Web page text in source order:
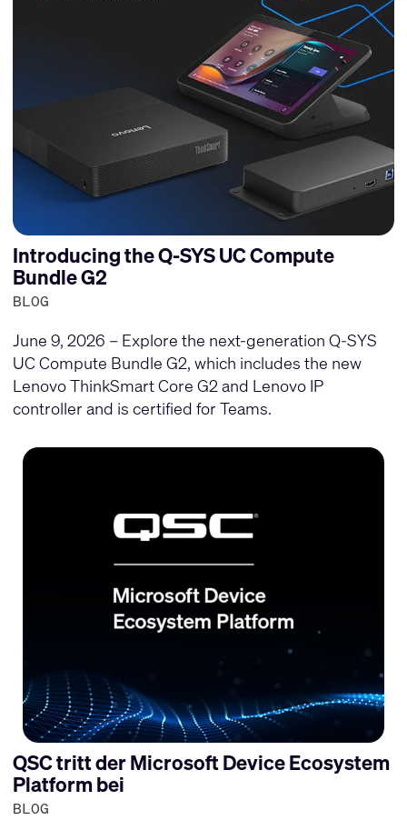
Introducing the Q-SYS UC Compute
Bundle G2
BLOG
June 9, 2026 – Explore the next-generation Q-SYS
UC Compute Bundle G2, which includes the new
Lenovo ThinkSmart Core G2 and Lenovo IP
controller and is certified for Teams.
QSC tritt der Microsoft Device Ecosystem
Platform bei
BLOG